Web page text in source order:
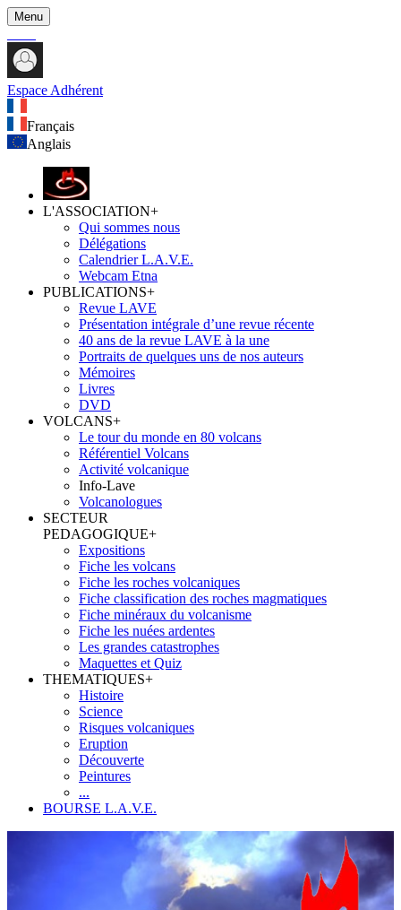
Menu
Espace Adhérent
Français
Anglais
L'ASSOCIATION+
Qui sommes nous
Délégations
Calendrier L.A.V.E.
Webcam Etna
PUBLICATIONS+
Revue LAVE
Présentation intégrale d’une revue récente
40 ans de la revue LAVE à la une
Portraits de quelques uns de nos auteurs
Mémoires
Livres
DVD
VOLCANS+
Le tour du monde en 80 volcans
Référentiel Volcans
Activité volcanique
Info-Lave
Volcanologues
SECTEUR
PEDAGOGIQUE+
Expositions
Fiche les volcans
Fiche les roches volcaniques
Fiche classification des roches magmatiques
Fiche minéraux du volcanisme
Fiche les nuées ardentes
Les grandes catastrophes
Maquettes et Quiz
THEMATIQUES+
Histoire
Science
Risques volcaniques
Eruption
Découverte
Peintures
...
BOURSE L.A.V.E.